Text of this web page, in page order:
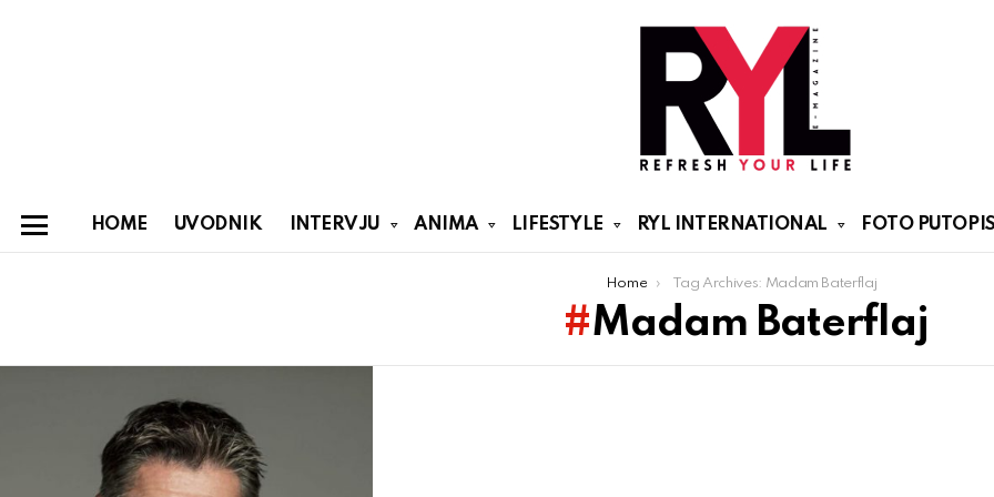
HOME UVODNIK INTERVJU ANIMA LIFESTYLE RYL INTERNATIONAL FOTO PUTOPISI
Home Tag Archives: Madam Baterflaj
Madam Baterflaj